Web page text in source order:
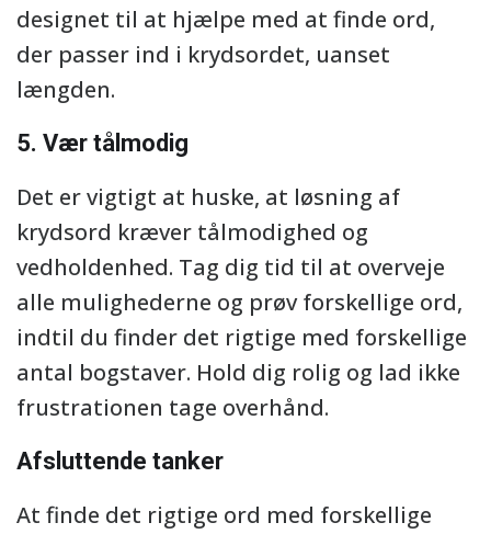
designet til at hjælpe med at finde ord,
der passer ind i krydsordet, uanset
længden.
5. Vær tålmodig
Det er vigtigt at huske, at løsning af
krydsord kræver tålmodighed og
vedholdenhed. Tag dig tid til at overveje
alle mulighederne og prøv forskellige ord,
indtil du finder det rigtige med forskellige
antal bogstaver. Hold dig rolig og lad ikke
frustrationen tage overhånd.
Afsluttende tanker
At finde det rigtige ord med forskellige